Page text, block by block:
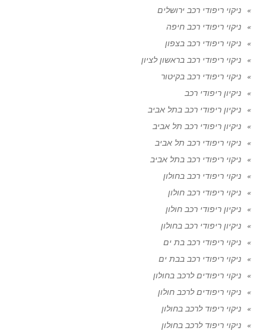
ניקוי ריפודי רכב ירושלים
ניקוי ריפודי רכב חיפה
ניקוי ריפודי רכב בצפון
ניקוי ריפודי רכב בראשון לציון
ניקוי ריפודי רכב בקיטור
ניקיון ריפודי רכב
ניקיון ריפודי רכב בתל אביב
ניקיון ריפודי רכב תל אביב
ניקוי ריפודי רכב תל אביב
ניקוי ריפודי רכב בתל אביב
ניקוי ריפודי רכב בחולון
ניקוי ריפודי רכב חולון
ניקיון ריפודי רכב חולון
ניקיון ריפודי רכב בחולון
ניקוי ריפודי רכב בת ים
ניקוי ריפודי רכב בבת ים
ניקוי ריפודים לרכב בחולון
ניקוי ריפודים לרכב חולון
ניקוי ריפוד לרכב בחולון
ניקוי ריפוד לרכב בחולון